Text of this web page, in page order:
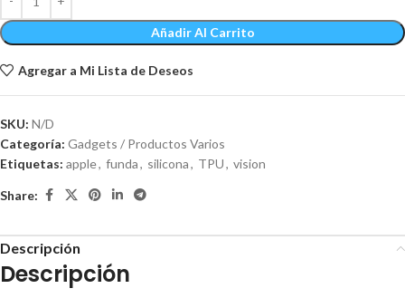
Añadir Al Carrito
Agregar a Mi Lista de Deseos
SKU: N/D
Categoría: Gadgets / Productos Varios
Etiquetas: apple, funda, silicona, TPU, vision
Share:
Descripción
Descripción